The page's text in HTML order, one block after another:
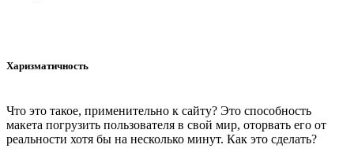
Харизматичность
Что это такое, применительно к сайту? Это способность
макета погрузить пользователя в свой мир, оторвать его от
реальности хотя бы на несколько минут. Как это сделать?